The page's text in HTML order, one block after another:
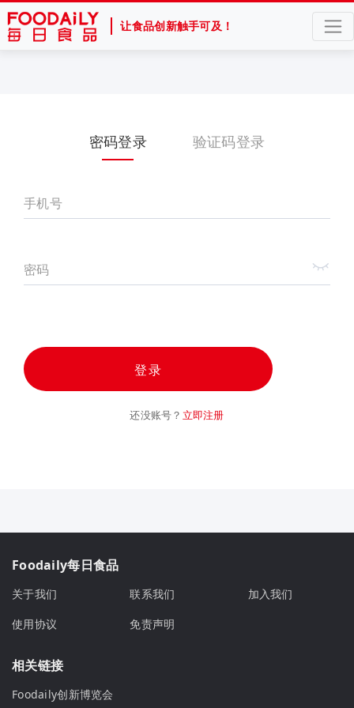
让食品创新触手可及！
密码登录 验证码登录
手机号
密码
登录
还没账号？ 立即注册
Foodaily每日食品
关于我们 联系我们
加入我们
使用协议
免责声明
相关链接
Foodaily创新博览会